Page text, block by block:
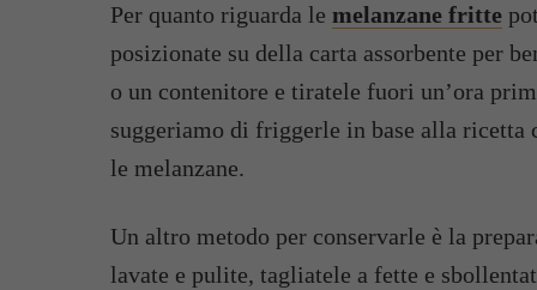
Per quanto riguarda le melanzane fritte
posizionate su della carta assorbente per
o un contenitore e tiratele fuori un’ora
suggeriamo di friggerle in base alla ricetta
le melanzane.
Un altro metodo per conservarle è la
lavate e pulite, tagliatele a fette e